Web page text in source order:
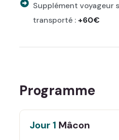
Supplément voyageur
transporté : +60€
Programme
Jour 1 Mâcon